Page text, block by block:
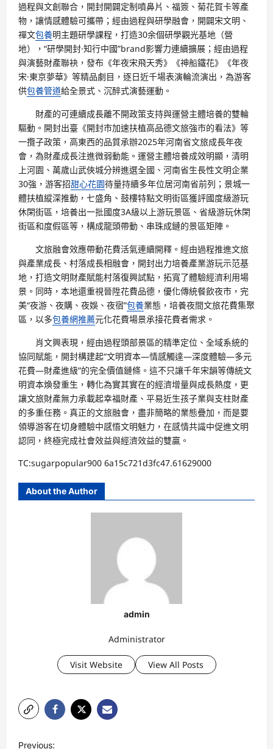
過程與文創聯合，開封開闢定制噴鼻片、福簽、菊花賀卡等產
物，讓情感體驗可攜帶；經由過程與研學融會，開闢宋文明、
禪文包養明主題研學課程，打造30余個研學觀光基地（營
地），“研學開封·知行中國”brand影響力連續擴展；經由過程
與演藝財產聯袂，發布《年夜宋飛天秀》《神船鐵花》《年夜
宋·東京夢華》等精品劇目，逐日近千場表演輪流演出，為游客
供包養管道給全景式、沉醉式演藝運動。
財產的可連續成長離不開政策支持與運營主體培養的雙輪
驅動。開封出臺《開封市加速扶植高品德文旅強市的看法》等
一攬子政策，高東西的品質承辦2025年河南省文旅成長年夜
會，為財產成長注進微弱動能。運營主體培養成效明顯，清明
上河園、萬歲山武俠城分辨進選全國、河南省生長性文明企業
30強，游客招甜心花園待量持續多年位居河南省前列；景城一
體扶植縱深推動，七盛角、鼓樓特點文明街區獲評國度級游玩
休閑街區，培養出一批國度3A級以上游玩景區、省級游玩休閑
街區和度假區等，構成龍頭帶動、串珠成鏈的景區矩陣。
文旅融會效應帶動花費活氣連續開釋。經由過程推進文旅
與產業成長、村落成長相融會，開封出力培養產業游玩示范基
地，打造文明財產賦能村落復興試點，拓寬了體驗經濟利用場
景。同時，本地還重視晉陞花費品德，優化傳統餐飲夜市，完
美“夜游、夜購、夜娛、夜宿”包養業態，培養夜間文旅花費集聚
區，以多包養網推薦元化花費場景承接花費者需求。
肖文興表現，經由過程頭部景區的精準定位、全域系統的
協同賦能，開封構建起“文明資本—情感觸達—深度體驗—多元
花費—財產進級”的完全價值鏈條。這不只讓千年宋韻等傳統文
明資本煥發重生，轉化為實其實在的經濟增量與成長熱度，更
讓文旅財產無力承載起幸福財產、平易近生孩子業與支柱財產
的多重任務。真正的文旅融會，盡非簡略的業態疊加，而是要
領導游客在切身體驗中感悟文明魅力，在感情共識中促進文明
認同，終極完成社會效益與經濟效益的雙贏。
TC:sugarpopular900 6a15c721d3fc47.61629000
About the Author
admin
Administrator
Visit Website View All Posts
Previous: